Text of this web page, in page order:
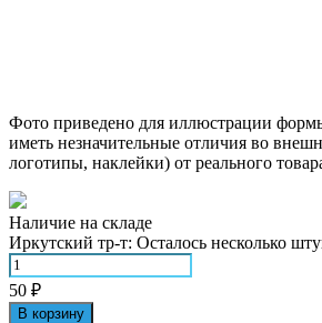
Фото приведено для иллюстрации
иметь незначительные отличия во
логотипы, наклейки) от реального
Наличие на складе
Иркутский тр-т: Осталось несколько
50 ₽
В корзину